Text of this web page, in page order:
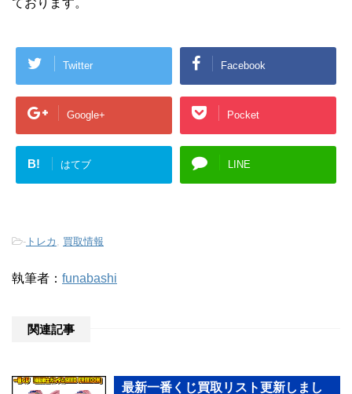
Twitter Facebook
Google+ Pocket
B! はてブ LINE
- トレカ 買取情報
執筆者： funabashi
関連記事
最新一番くじ買取リスト更新しまし